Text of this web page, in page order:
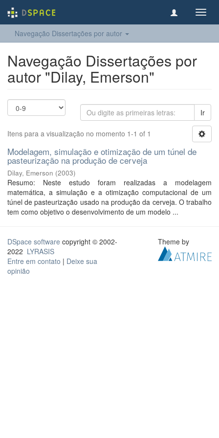
Navegação Dissertações por autor
Navegação Dissertações por
autor "Dilay, Emerson"
Ir
Itens para a visualização no momento 1-1 of 1
Modelagem, simulação e otimização de um túnel de
pasteurização na produção de cerveja
Dilay, Emerson (2003)
Resumo: Neste estudo foram realizadas a modelagem
matemática, a simulação e a otimização computacional de um
túnel de pasteurização usado na produção da cerveja. O trabalho
tem como objetivo o desenvolvimento de um modelo ...
DSpace software copyright © 2002-
2022 LYRASIS
Entre em contato | Deixe sua
opinião
Theme by